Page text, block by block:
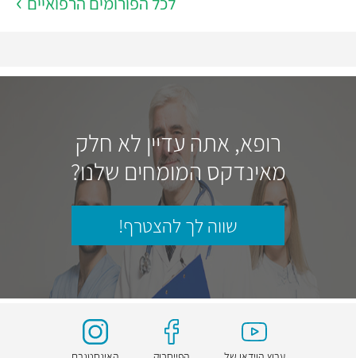
רופא, אתה עדיין לא חלק
מאינדקס המומחים שלנו?
שווה לך להצטרף!